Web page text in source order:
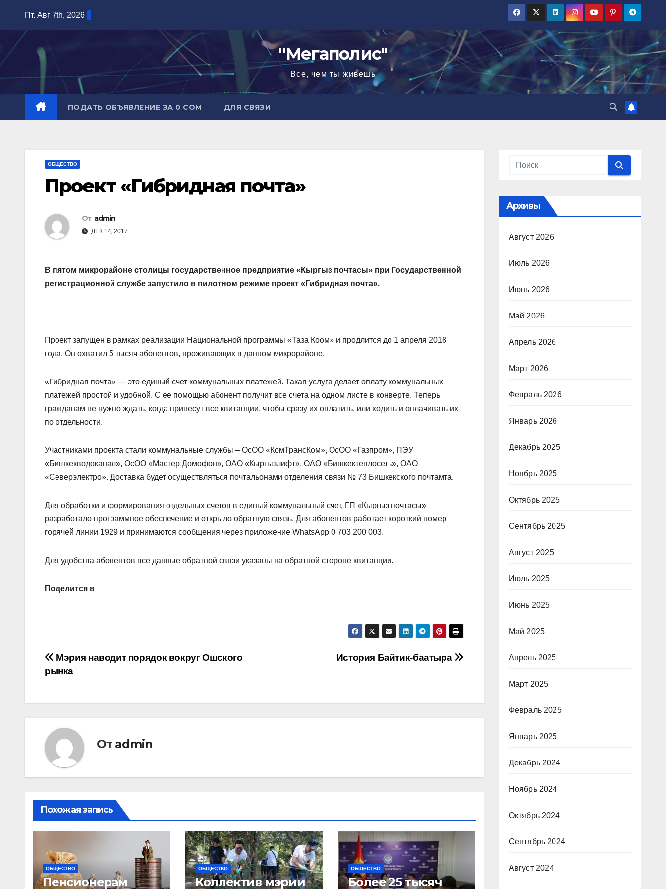
содержимому
Пт. Авг 7th, 2026
"Мегаполис"
Все, чем ты живешь
ПОДАТЬ ОБЪЯВЛЕНИЕ ЗА 0 СОМ ДЛЯ СВЯЗИ
ОБЩЕСТВО
Проект «Гибридная почта»
От admin
ДЕК 14, 2017
В пятом микрорайоне столицы государственное предприятие «Кыргыз почтасы» при Государственной
регистрационной службе запустило в пилотном режиме проект «Гибридная почта».
Проект запущен в рамках реализации Национальной программы «Таза Коом» и продлится до 1 апреля 2018
года. Он охватил 5 тысяч абонентов, проживающих в данном микрорайоне.
«Гибридная почта» — это единый счет коммунальных платежей. Такая услуга делает оплату коммунальных
платежей простой и удобной. С ее помощью абонент получит все счета на одном листе в конверте. Теперь
гражданам не нужно ждать, когда принесут все квитанции, чтобы сразу их оплатить, или ходить и оплачивать их
по отдельности.
Участниками проекта стали коммунальные службы – ОсОО «КомТрансКом», ОсОО «Газпром», ПЭУ
«Бишкекводоканал», ОсОО «Мастер Домофон», ОАО «Кыргызлифт», ОАО «Бишкектеплосеть», ОАО
«Северэлектро». Доставка будет осуществляться почтальонами отделения связи № 73 Бишкекского почтамта.
Для обработки и формирования отдельных счетов в единый коммунальный счет, ГП «Кыргыз почтасы»
разработало программное обеспечение и открыло обратную связь. Для абонентов работает короткий номер
горячей линии 1929 и принимаются сообщения через приложение WhatsApp 0 703 200 003.
Для удобства абонентов все данные обратной связи указаны на обратной стороне квитанции.
Поделится в
Навигация
по
записям
История Байтик-баатыра
Мэрия наводит порядок вокруг Ошского
рынка
От admin
Похожая запись
ОБЩЕСТВО
Пенсионерам
ОБЩЕСТВО
Коллектив мэрии
ОБЩЕСТВО
Более 25 тысяч
Архивы
Август 2026
Июль 2026
Июнь 2026
Май 2026
Апрель 2026
Март 2026
Февраль 2026
Январь 2026
Декабрь 2025
Ноябрь 2025
Октябрь 2025
Сентябрь 2025
Август 2025
Июль 2025
Июнь 2025
Май 2025
Апрель 2025
Март 2025
Февраль 2025
Январь 2025
Декабрь 2024
Ноябрь 2024
Октябрь 2024
Сентябрь 2024
Август 2024